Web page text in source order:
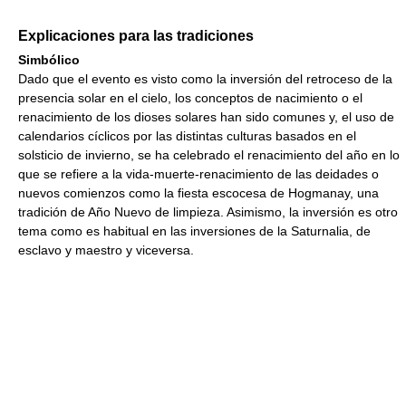
Explicaciones para las tradiciones
Simbólico
Dado que el evento es visto como la inversión del retroceso de la
presencia solar en el cielo, los conceptos de nacimiento o el
renacimiento de los dioses solares han sido comunes y, el uso de
calendarios cíclicos por las distintas culturas basados en el
solsticio de invierno, se ha celebrado el renacimiento del año en lo
que se refiere a la vida-muerte-renacimiento de las deidades o
nuevos comienzos como la fiesta escocesa de Hogmanay, una
tradición de Año Nuevo de limpieza. Asimismo, la inversión es otro
tema como es habitual en las inversiones de la Saturnalia, de
esclavo y maestro y viceversa.